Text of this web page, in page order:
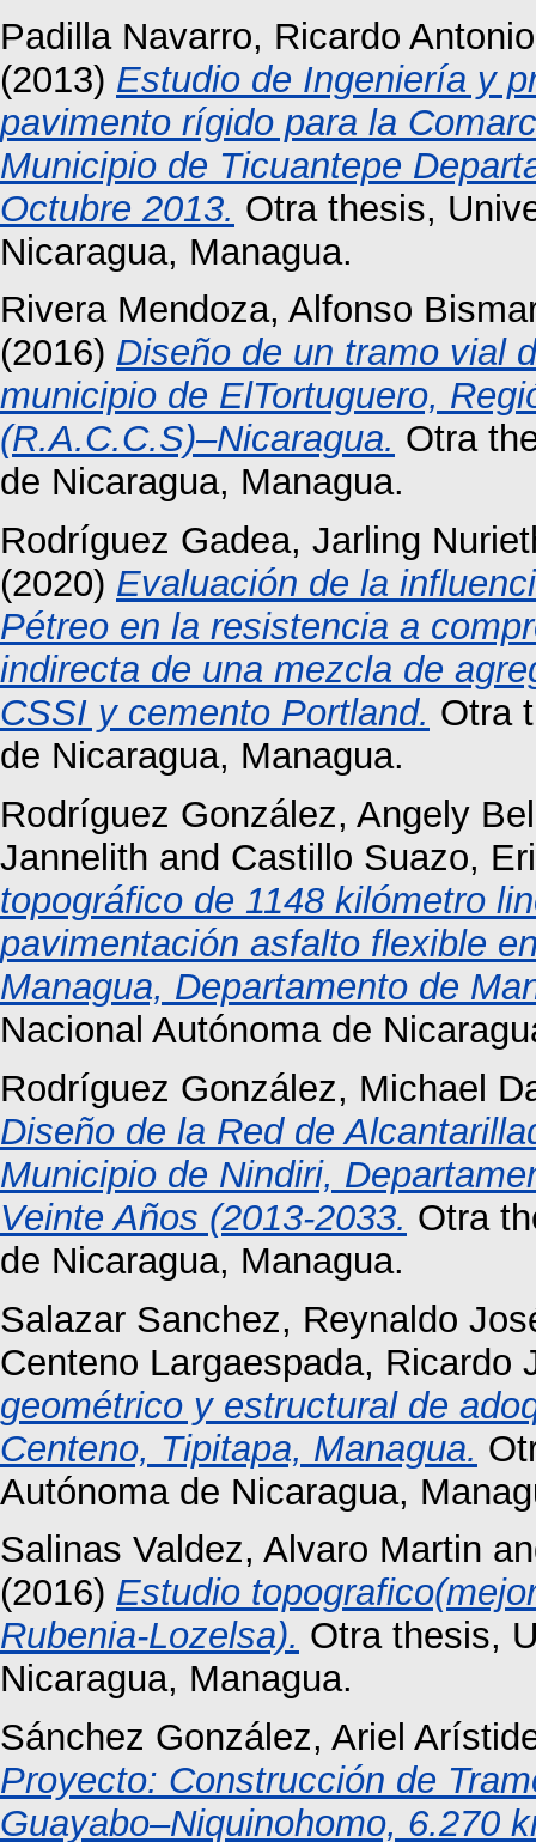
Padilla Navarro, Ricardo Antonio
(2013) Estudio de Ingeniería y
pavimento rígido para la
Municipio de Ticuantepe
Octubre 2013. Otra thesis,
Nicaragua, Managua.
Rivera Mendoza, Alfonso
(2016) Diseño de un tramo vial
municipio de ElTortuguero,
(R.A.C.C.S)–Nicaragua. Otra
de Nicaragua, Managua.
Rodríguez Gadea, Jarling
(2020) Evaluación de la
Pétreo en la resistencia a
indirecta de una mezcla de
CSSI y cemento Portland. Otra
de Nicaragua, Managua.
Rodríguez González, Angely
Jannelith and Castillo Suazo,
topográfico de 1148 kilómetro
pavimentación asfalto flexible
Managua, Departamento de
Nacional Autónoma de
Rodríguez González, Michael
Diseño de la Red de
Municipio de Nindiri,
Veinte Años (2013-2033. Otra
de Nicaragua, Managua.
Salazar Sanchez, Reynaldo
Centeno Largaespada, Ricardo
geométrico y estructural de
Centeno, Tipitapa, Managua.
Autónoma de Nicaragua,
Salinas Valdez, Alvaro Martin
(2016) Estudio
Rubenia-Lozelsa). Otra thesis,
Nicaragua, Managua.
Sánchez González, Ariel
Proyecto: Construcción de
Guayabo–Niquinohomo, 6.270